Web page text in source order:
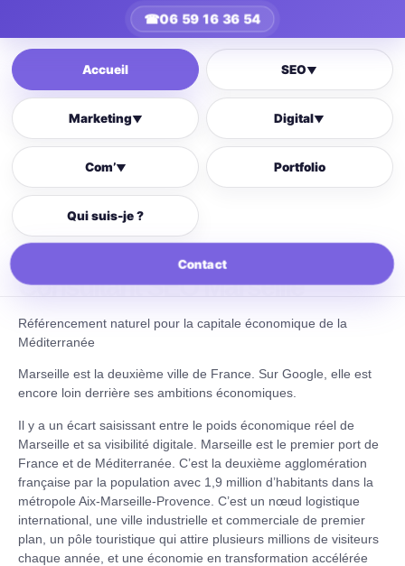
☎06 59 16 36 54
Accueil SEO▼
Marketing▼ Digital▼
Com’▼ Portfolio
Qui suis-je ?
Contact
Consultant SEO Marseille
Référencement naturel pour la capitale économique de la
Méditerranée
Marseille est la deuxième ville de France. Sur Google, elle est
encore loin derrière ses ambitions économiques.
Il y a un écart saisissant entre le poids économique réel de
Marseille et sa visibilité digitale. Marseille est le premier port de
France et de Méditerranée. C’est la deuxième agglomération
française par la population avec 1,9 million d’habitants dans la
métropole Aix-Marseille-Provence. C’est un nœud logistique
international, une ville industrielle et commerciale de premier
plan, un pôle touristique qui attire plusieurs millions de visiteurs
chaque année, et une économie en transformation accélérée